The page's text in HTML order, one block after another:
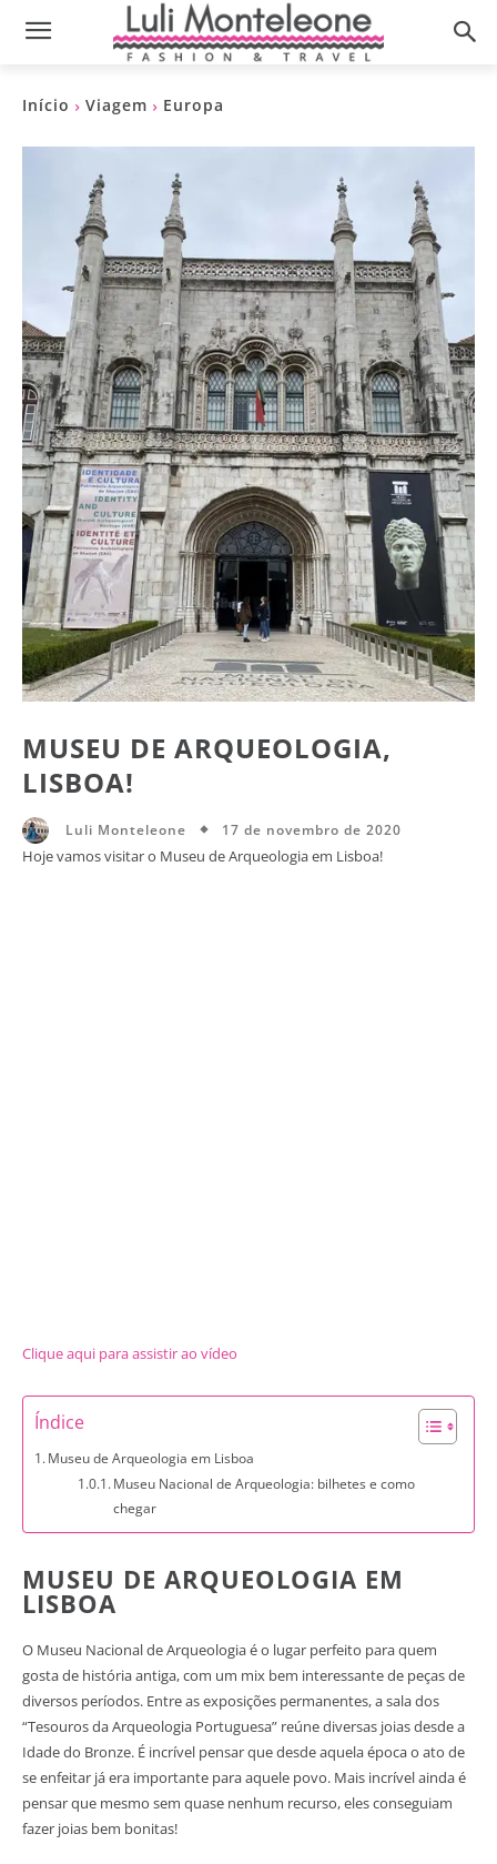
Início Viagem Europa
MUSEU DE ARQUEOLOGIA,
LISBOA!
Luli Monteleone 17 de novembro de 2020
Hoje vamos visitar o Museu de Arqueologia em Lisboa!
Clique aqui para assistir ao vídeo
Índice
Museu de Arqueologia em Lisboa
Museu Nacional de Arqueologia: bilhetes e como
chegar
MUSEU DE ARQUEOLOGIA EM
LISBOA
O Museu Nacional de Arqueologia é o lugar perfeito para quem
gosta de história antiga, com um mix bem interessante de peças de
diversos períodos. Entre as exposições permanentes, a sala dos
“Tesouros da Arqueologia Portuguesa” reúne diversas joias desde a
Idade do Bronze. É incrível pensar que desde aquela época o ato de
se enfeitar já era importante para aquele povo. Mais incrível ainda é
pensar que mesmo sem quase nenhum recurso, eles conseguiam
fazer joias bem bonitas!